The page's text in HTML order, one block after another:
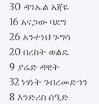
30 ዳንኤል አጃዬ
16 አናጋው ባደግ
26 አንተነህ ጉግሳ
20 በረከት ወልዴ
9 ያሬድ ዳዊት
32 ነፃነት ገብረመድኅን
8 እንድሪስ ሰዒድ